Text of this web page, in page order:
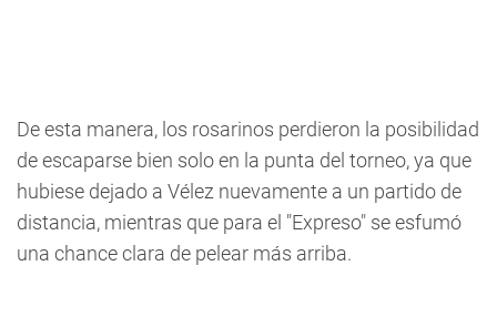
De esta manera, los rosarinos perdieron la posibilidad
de escaparse bien solo en la punta del torneo, ya que
hubiese dejado a Vélez nuevamente a un partido de
distancia, mientras que para el "Expreso" se esfumó
una chance clara de pelear más arriba.